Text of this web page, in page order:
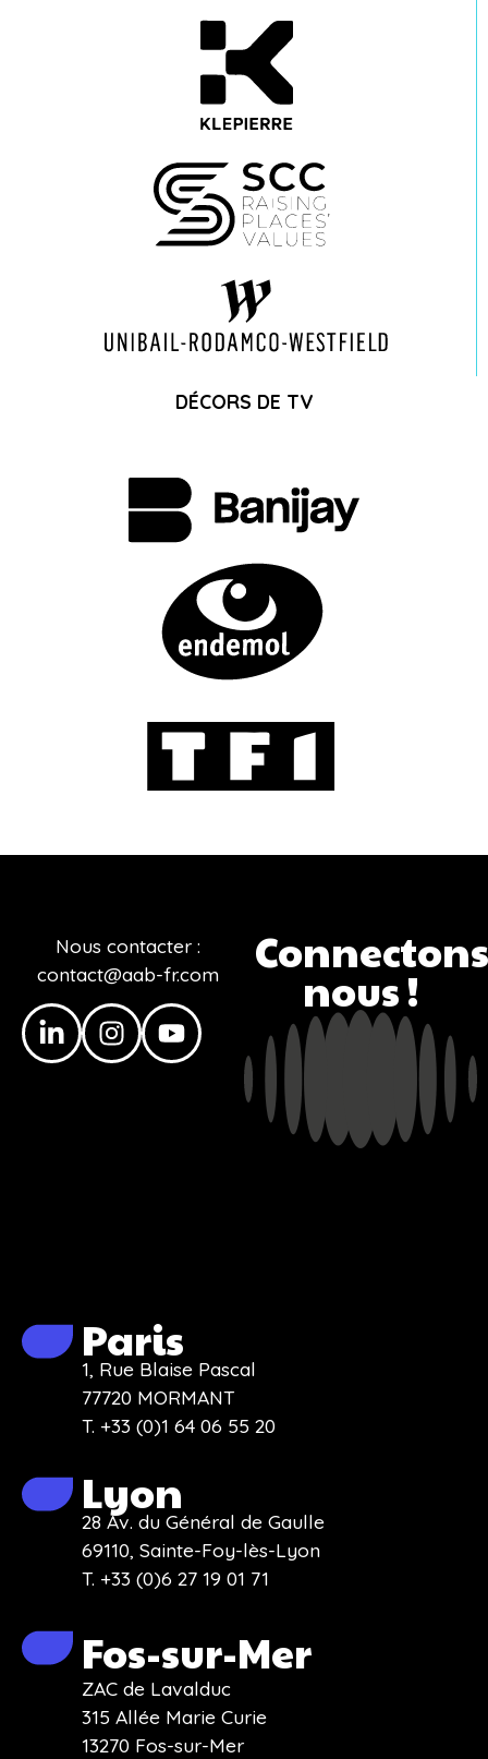
DÉCORS DE TV
Nous contacter :
contact@aab-fr.com
nous !
Paris
1, Rue Blaise Pascal
77720 MORMANT
T. +33 (0)1 64 06 55 20
Lyon
28 Av. du Général de Gaulle
69110, Sainte-Foy-lès-Lyon
T. +33 (0)6 27 19 01 71
Fos-sur-Mer
ZAC de Lavalduc
315 Allée Marie Curie
13270 Fos-sur-Mer